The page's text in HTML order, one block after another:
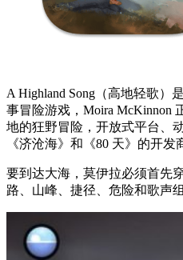
A Highland Song（高地轻歌）
事冒险游戏，Moira McKinnon
地的狂野冒险，开放式平台、
《济沧海》和《80 天》的开发
要到达大海，莫伊拉必须首
路、山峰、捷径、危险和歌声